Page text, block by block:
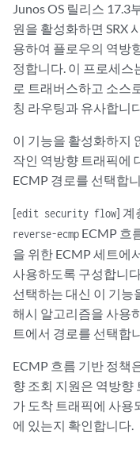
Junos OS 릴리스 17.3
원을 활성화하면 SRX
용하여 플로우의 역방
정합니다. 이 프로세스
로 트래버스하고 소스
칭 라우팅과 유사합니
이 기능을 활성화하지
작인 역방향 트래픽에
ECMP 경로를 선택합
[edit security flow] 계
reverse-ecmp ECMP 흐
을 위한 ECMP 세트에
사용하도록 구성합니
선택하는 대신 이 기능
해시 알고리즘을 사용
트에서 경로를 선택합
ECMP 흐름 기반 정책
향 조회 지원은 역방향
가 도착 트래픽에 사용
에 있는지 확인합니다.